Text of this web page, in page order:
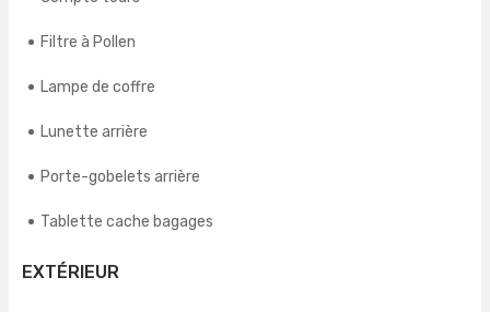
Filtre à Pollen
Lampe de coffre
Lunette arrière
Porte-gobelets arrière
Tablette cache bagages
EXTÉRIEUR